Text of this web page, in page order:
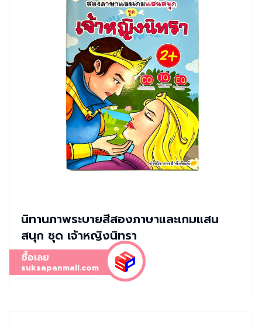
นิทานภาพระบายสีสองภาษาและเกมแสน
สนุก ชุด เจ้าหญิงนิทรา
ซื้อเลย
suksapanmall.com